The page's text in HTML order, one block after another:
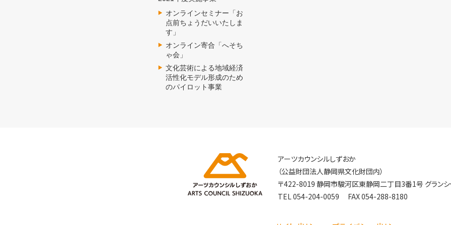
オンラインセミナー「お
点前ちょうだいいたしま
す」
オンライン寄合「へそち
ゃ会」
文化芸術による地域経済
活性化モデル形成のため
のパイロット事業
アーツカウンシルしずおか
（公益財団法人静岡県文化財団内）
〒422-8019 静岡市駿河区東静岡二丁目3番1号 グランシ
TEL054-204-0059 FAX 054-288-8180